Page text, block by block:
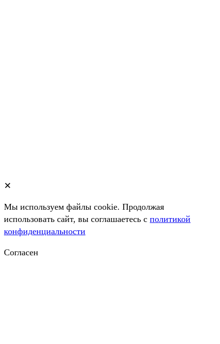
✕
Мы используем файлы cookie. Продолжая
использовать сайт, вы соглашаетесь c политикой
конфиденциальности
Согласен